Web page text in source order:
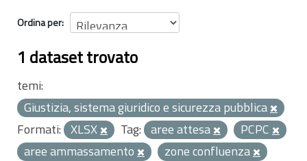
Ordina per
1 dataset trovato
temi:
Giustizia, sistema giuridico e sicurezza pubblica
Formati: XLSX Tag: aree attesa
PCPC
aree ammassamento
zone confluenza